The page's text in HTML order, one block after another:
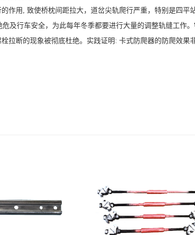
用, 致使桥枕间距拉大，道岔尖轨爬行严重，特别是四平站
及行车安全，为此每年冬季都要进行大量的调整轨缝工作。
拉断的现象被彻底杜绝。实践证明: 卡式防爬器的防爬效果